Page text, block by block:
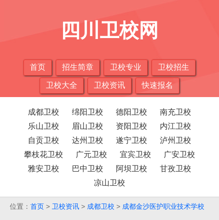
四川卫校网
首页 招生简章 卫校专业 卫校招生
卫校大全 卫校资讯 快速报名
成都卫校 绵阳卫校 德阳卫校
南充卫校
乐山卫校
眉山卫校 资阳卫校
内江卫校
自贡卫校
达州卫校 遂宁卫校
泸州卫校
攀枝花卫校
广元卫校 宜宾卫校
广安卫校
雅安卫校
巴中卫校 阿坝卫校
甘孜卫校
凉山卫校
位置： 首页 > 卫校资讯 > 成都卫校 > 成都金沙医护职业技术学校